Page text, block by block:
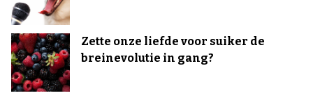
Zette onze liefde voor suiker de
breinevolutie in gang?